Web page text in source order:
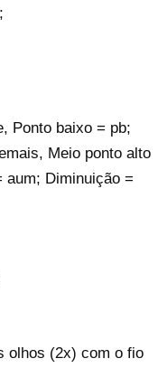
Ponto baixo = pb;
Meio ponto alto
aum; Diminuição =
olhos (2x) com o fio